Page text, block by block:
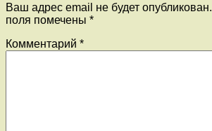
Ваш адрес email не будет опубликован.
поля помечены *
Комментарий *